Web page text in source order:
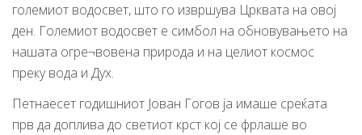
големиот водосвет, што го извршува Црквата на овој
ден. Големиот водосвет е симбол на обновувањето на
нашата огре¬вовена природа и на целиот космос
преку вода и Дух.
Петнаесет годишниот Јован Гогов ја имаше среќата
прв да доплива до светиот крст кој се фрлаше во